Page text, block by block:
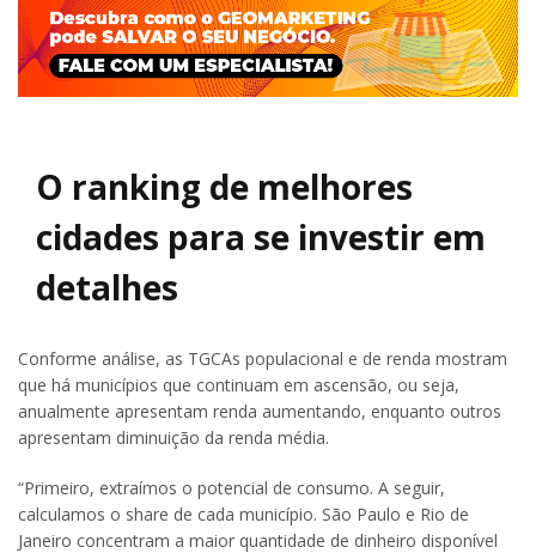
O ranking de melhores
cidades para se investir em
detalhes
Conforme análise, as TGCAs populacional e de renda mostram
que há municípios que continuam em ascensão, ou seja,
anualmente apresentam renda aumentando, enquanto outros
apresentam diminuição da renda média.
“Primeiro, extraímos o potencial de consumo. A seguir,
calculamos o share de cada município. São Paulo e Rio de
Janeiro concentram a maior quantidade de dinheiro disponível